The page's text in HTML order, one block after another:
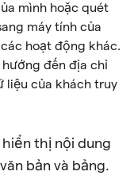
mình hoặc quét
máy tính của
hoạt động khác.
hướng đến địa chỉ
liệu của khách truy
thị nội dung
bản và bảng.